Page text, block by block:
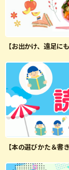
【お出かけ、遠足
【本の選びかた＆